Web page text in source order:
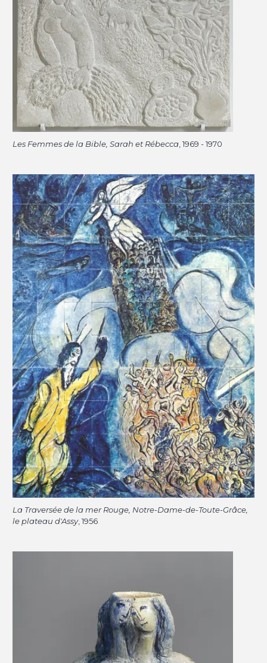
Les Femmes de la Bible, Sarah et Rébecca , 1969 - 1970
La Traversée de la mer Rouge, Notre-Dame-de-Toute-Grâce,
le plateau d'Assy, 1956